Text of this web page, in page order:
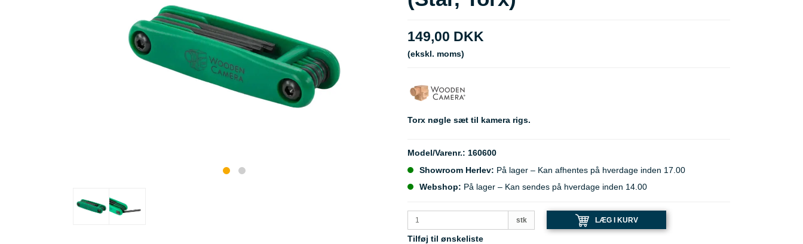
149,00 DKK
(ekskl. moms)
Torx nøgle sæt til kamera rigs.
Model/Varenr.: 160600
Showroom Herlev: På lager – Kan afhentes på hverdage inden 17.00
Webshop: På lager – Kan sendes på hverdage inden 14.00
stk LÆG I KURV
Tilføj til ønskeliste